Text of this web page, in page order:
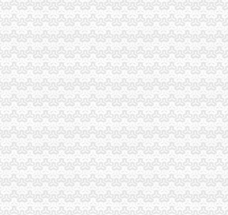
无地址怎么办-iPhone6综合讨论区-威锋
中心
是询问失败服务中心无地址-
心_【信用信息_诉讼信息_财务信息_注册信
,无限动力汽车服务中心地址_图吧地图
滨源服务中心电话,无瑕滨源服务中心地址
_【信用信息_诉讼信息_财务信息_注册信息
服务中心新招聘信息_电话_地址】-赶集网
单位的说明_市政务服务中心_安庆市信息公
息—蚌埠市信息公开网
电无应-服务中心-北京维修中心
务中心
壁店22号（平房）,北京无时限装饰服务中